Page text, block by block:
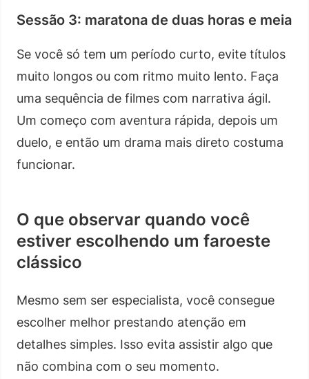
Sessão 3: maratona de duas horas e meia
Se você só tem um período curto, evite títulos
muito longos ou com ritmo muito lento. Faça
uma sequência de filmes com narrativa ágil.
Um começo com aventura rápida, depois um
duelo, e então um drama mais direto costuma
funcionar.
O que observar quando você
estiver escolhendo um faroeste
clássico
Mesmo sem ser especialista, você consegue
escolher melhor prestando atenção em
detalhes simples. Isso evita assistir algo que
não combina com o seu momento.